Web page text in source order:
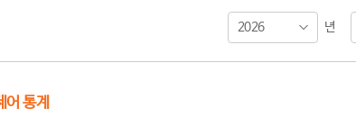
2026 년
어 통계